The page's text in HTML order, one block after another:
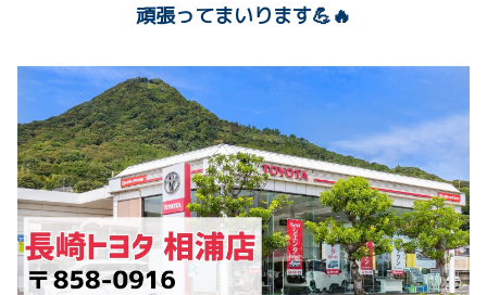
頑張ってまいります💪🔥